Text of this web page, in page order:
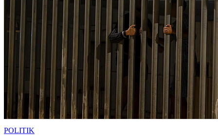
POLITIK